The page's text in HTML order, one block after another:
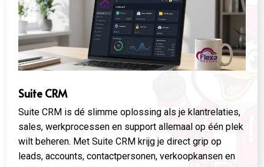
Suite CRM
Suite CRM is dé slimme oplossing als je klantrelaties,
sales, werkprocessen en support allemaal op één plek
wilt beheren. Met Suite CRM krijg je direct grip op
leads, accounts, contactpersonen, verkoopkansen en